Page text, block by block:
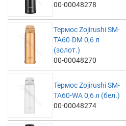
00-00048278
Термос Zojirushi SM-
TA60-DM 0,6 л
(золот.)
00-00048270
Термос Zojirushi SM-
TA60-WA 0,6 л (бел.)
00-00048274